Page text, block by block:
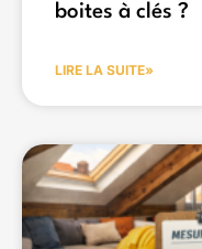
boites à clés ?
LIRE LA SUITE»